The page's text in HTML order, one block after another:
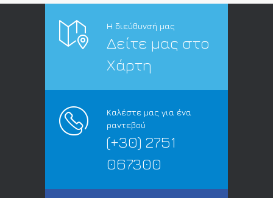
Η διεύθυνσή μας
Δείτε μας στο
Χάρτη
Καλέστε μας για ένα
ραντεβού
(+30) 2751
067300